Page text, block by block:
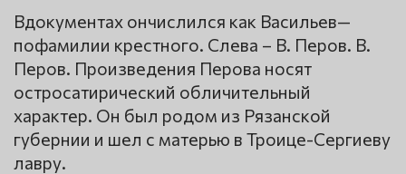
Вдокументах ончислился как Васильев—
пофамилии крестного. Слева – В. Перов. В.
Перов. Произведения Перова носят
остросатирический обличительный
характер. Он был родом из Рязанской
губернии и шел с матерью в Троице-Сергиеву
лавру.